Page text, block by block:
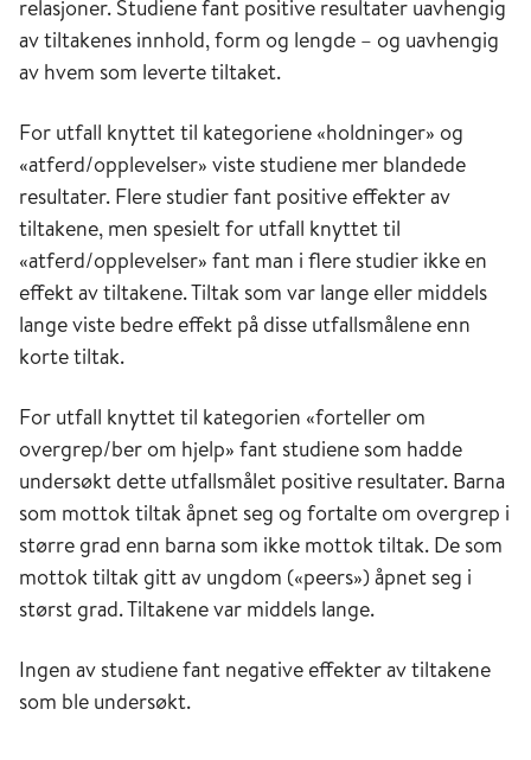
relasjoner. Studiene fant positive resultater uavhengig
av tiltakenes innhold, form og lengde – og uavhengig
av hvem som leverte tiltaket.
For utfall knyttet til kategoriene «holdninger» og
«atferd/opplevelser» viste studiene mer blandede
resultater. Flere studier fant positive effekter av
tiltakene, men spesielt for utfall knyttet til
«atferd/opplevelser» fant man i flere studier ikke en
effekt av tiltakene. Tiltak som var lange eller middels
lange viste bedre effekt på disse utfallsmålene enn
korte tiltak.
For utfall knyttet til kategorien «forteller om
overgrep/ber om hjelp» fant studiene som hadde
undersøkt dette utfallsmålet positive resultater. Barna
som mottok tiltak åpnet seg og fortalte om overgrep i
større grad enn barna som ikke mottok tiltak. De som
mottok tiltak gitt av ungdom («peers») åpnet seg i
størst grad. Tiltakene var middels lange.
Ingen av studiene fant negative effekter av tiltakene
som ble undersøkt.